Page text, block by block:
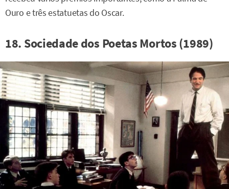
Ouro e três estatuetas do Oscar.
18. Sociedade dos Poetas Mortos (1989)